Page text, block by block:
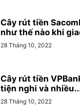
Cây rút tiền
như thế nào khi
28 Tháng 10, 2022
Cây rút tiền
tiện nghi và
28 Tháng 10, 2022